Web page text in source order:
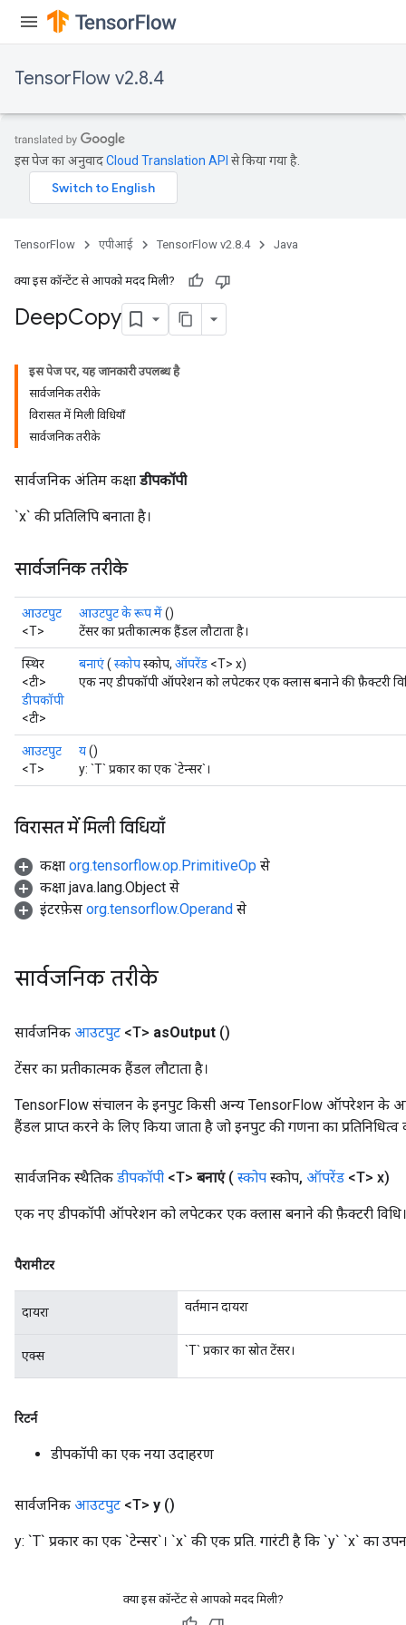
TensorFlow v2.8.4
इस पेज का अनुवादCloud Translation API से किया गया है.
TensorFlow एपीआई TensorFlow v2.8.4 Java
क्या इस कॉन्टेंट से आपको मदद मिली?
DeepCopy
इस पेज पर, यह जानकारी उपलब्ध है
सार्वजनिक तरीके
विरासत में मिली विधियाँ
सार्वजनिक तरीके
सार्वजनिक अंतिम कक्षा डीपकॉपी
`x` की प्रतिलिपि बनाता है।
सार्वजनिक तरीके
आउटपुट
<T>
आउटपुट के रूप में()
टेंसर का प्रतीकात्मक हैंडल लौटाता है।
स्थिर
<टी>
डीपकॉपी
<टी>
बनाएं( स्कोपस्कोप, ऑपरेंड <T> x)
एक नए डीपकॉपी ऑपरेशन को लपेटकर एक क्लास बनाने की फ़ैक्टरी
आउटपुट
<T>
य()
y: `T` प्रकार का एक `टेन्सर`।
विरासत में मिली विधियाँ
कक्षा org.tensorflow.op.PrimitiveOp से
कक्षा java.lang.Object से
इंटरफ़ेस org.tensorflow.Operand से
सार्वजनिक तरीके
सार्वजनिक आउटपुट <T> asOutput ()
टेंसर का प्रतीकात्मक हैंडल लौटाता है।
TensorFlow संचालन के इनपुट किसी अन्य TensorFlow ऑपरेशन के
हैंडल प्राप्त करने के लिए किया जाता है जो इनपुट की गणना का प्रतिनिधित्व
सार्वजनिक स्थैतिक डीपकॉपी <T> बनाएं ( स्कोप स्कोप, ऑपरेंड <T> x)
एक नए डीपकॉपी ऑपरेशन को लपेटकर एक क्लास बनाने की फ़ैक्टरी विधि।
पैरामीटर
दायरा वर्तमान दायरा
एक्स `T` प्रकार का स्रोत टेंसर।
रिटर्न
डीपकॉपी का एक नया उदाहरण
सार्वजनिक आउटपुट <T> y ()
y: `T` प्रकार का एक `टेन्सर`। `x` की एक प्रति. गारंटी है कि `y` `x` का
क्या इस कॉन्टेंट से आपको मदद मिली?